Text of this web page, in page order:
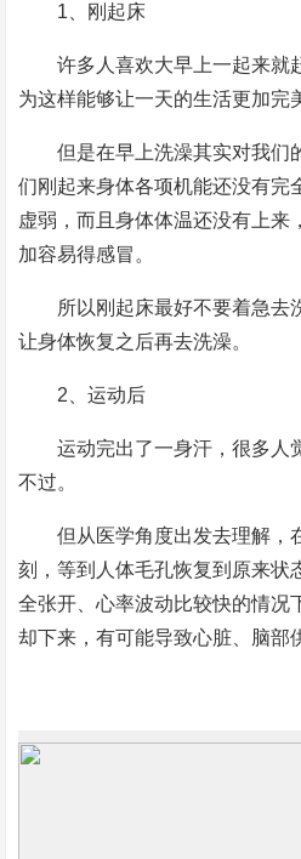
1、刚起床
许多人喜欢大早上一起来就
为这样能够让一天的生活更加完
但是在早上洗澡其实对我们
们刚起来身体各项机能还没有完
虚弱，而且身体体温还没有上来
加容易得感冒。
所以刚起床最好不要着急去
让身体恢复之后再去洗澡。
2、运动后
运动完出了一身汗，很多人
不过。
但从医学角度出发去理解，
刻，等到人体毛孔恢复到原来状
全张开、心率波动比较快的情况
却下来，有可能导致心脏、脑部